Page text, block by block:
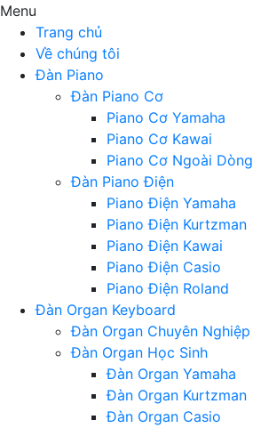
Menu
Trang chủ
Về chúng tôi
Đàn Piano
Đàn Piano Cơ
Piano Cơ Yamaha
Piano Cơ Kawai
Piano Cơ Ngoài Dòng
Đàn Piano Điện
Piano Điện Yamaha
Piano Điện Kurtzman
Piano Điện Kawai
Piano Điện Casio
Piano Điện Roland
Đàn Organ Keyboard
Đàn Organ Chuyên Nghiệp
Đàn Organ Học Sinh
Đàn Organ Yamaha
Đàn Organ Kurtzman
Đàn Organ Casio